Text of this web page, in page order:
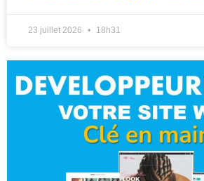
23 juillet 2026 18h31